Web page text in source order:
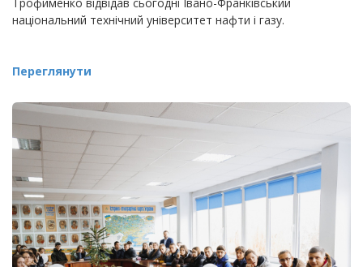
національний технічний університет нафти і газу.
Переглянути